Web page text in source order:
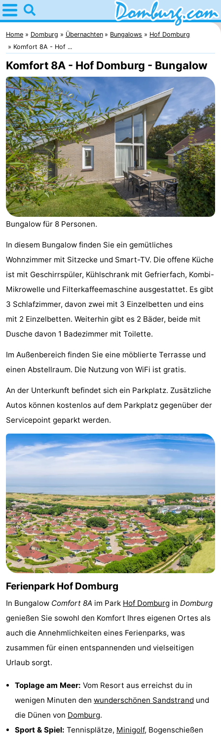
Home
Domburg
Tipps
Für
kindern
Webcam
Webcam
Webcam
Strand
Übernachten
Appartements
-
Loverendale
Résidence
Wijngaerde
Campingplätze
Ferienhäuser
-
Buitenhof
-
Domburg
Westhove
Hotels
Zimmer
Frühstück)
Strand
Sehen
&
tun
-
Museen
-
Denkmäler
-
Mühlen
-
Leuchtturme
-
Aussichtspunkte
Attraktionen
Spielplätze
-
Minigolfplätze
Wellness-
Home Domburg Übernachten Bungalows
Hof Domburg
Komfort 8A - Hof ...
Komfort 8A - Hof Domburg - Bungalow
Bungalow für 8 Personen.
In diesem Bungalow finden Sie ein gemütliches
Wohnzimmer mit Sitzecke und Smart-TV. Die offene Küche
ist mit Geschirrspüler, Kühlschrank mit Gefrierfach, Kombi-
Mikrowelle und Filterkaffeemaschine ausgestattet. Es gibt
3 Schlafzimmer, davon zwei mit 3 Einzelbetten und eins
mit 2 Einzelbetten. Weiterhin gibt es 2 Bäder, beide mit
Dusche davon 1 Badezimmer mit Toilette.
Im Außenbereich finden Sie eine möblierte Terrasse und
einen Abstellraum. Die Nutzung von WiFi ist gratis.
An der Unterkunft befindet sich ein Parkplatz. Zusätzliche
Autos können kostenlos auf dem Parkplatz gegenüber der
Servicepoint geparkt werden.
Ferienpark Hof Domburg
In Bungalow Comfort 8A im Park Hof Domburg in Domburg
genießen Sie sowohl den Komfort Ihres eigenen Ortes als
auch die Annehmlichkeiten eines Ferienparks, was
zusammen für einen entspannenden und vielseitigen
Urlaub sorgt.
Toplage am Meer: Vom Resort aus erreichst du in
wenigen Minuten den wunderschönen Sandstrand und
die Dünen von Domburg.
Sport & Spiel: Tennisplätze, Minigolf, Bogenschießen